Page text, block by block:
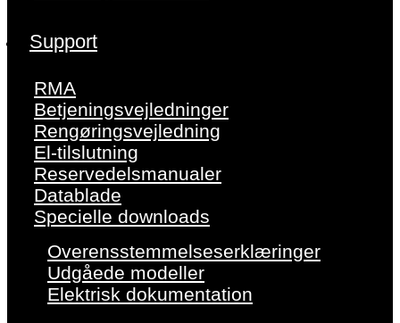
Support
RMA
Betjeningsvejledninger
Rengøringsvejledning
El-tilslutning
Reservedelsmanualer
Datablade
Specielle downloads
Overensstemmelseserklæringer
Udgåede modeller
Elektrisk dokumentation